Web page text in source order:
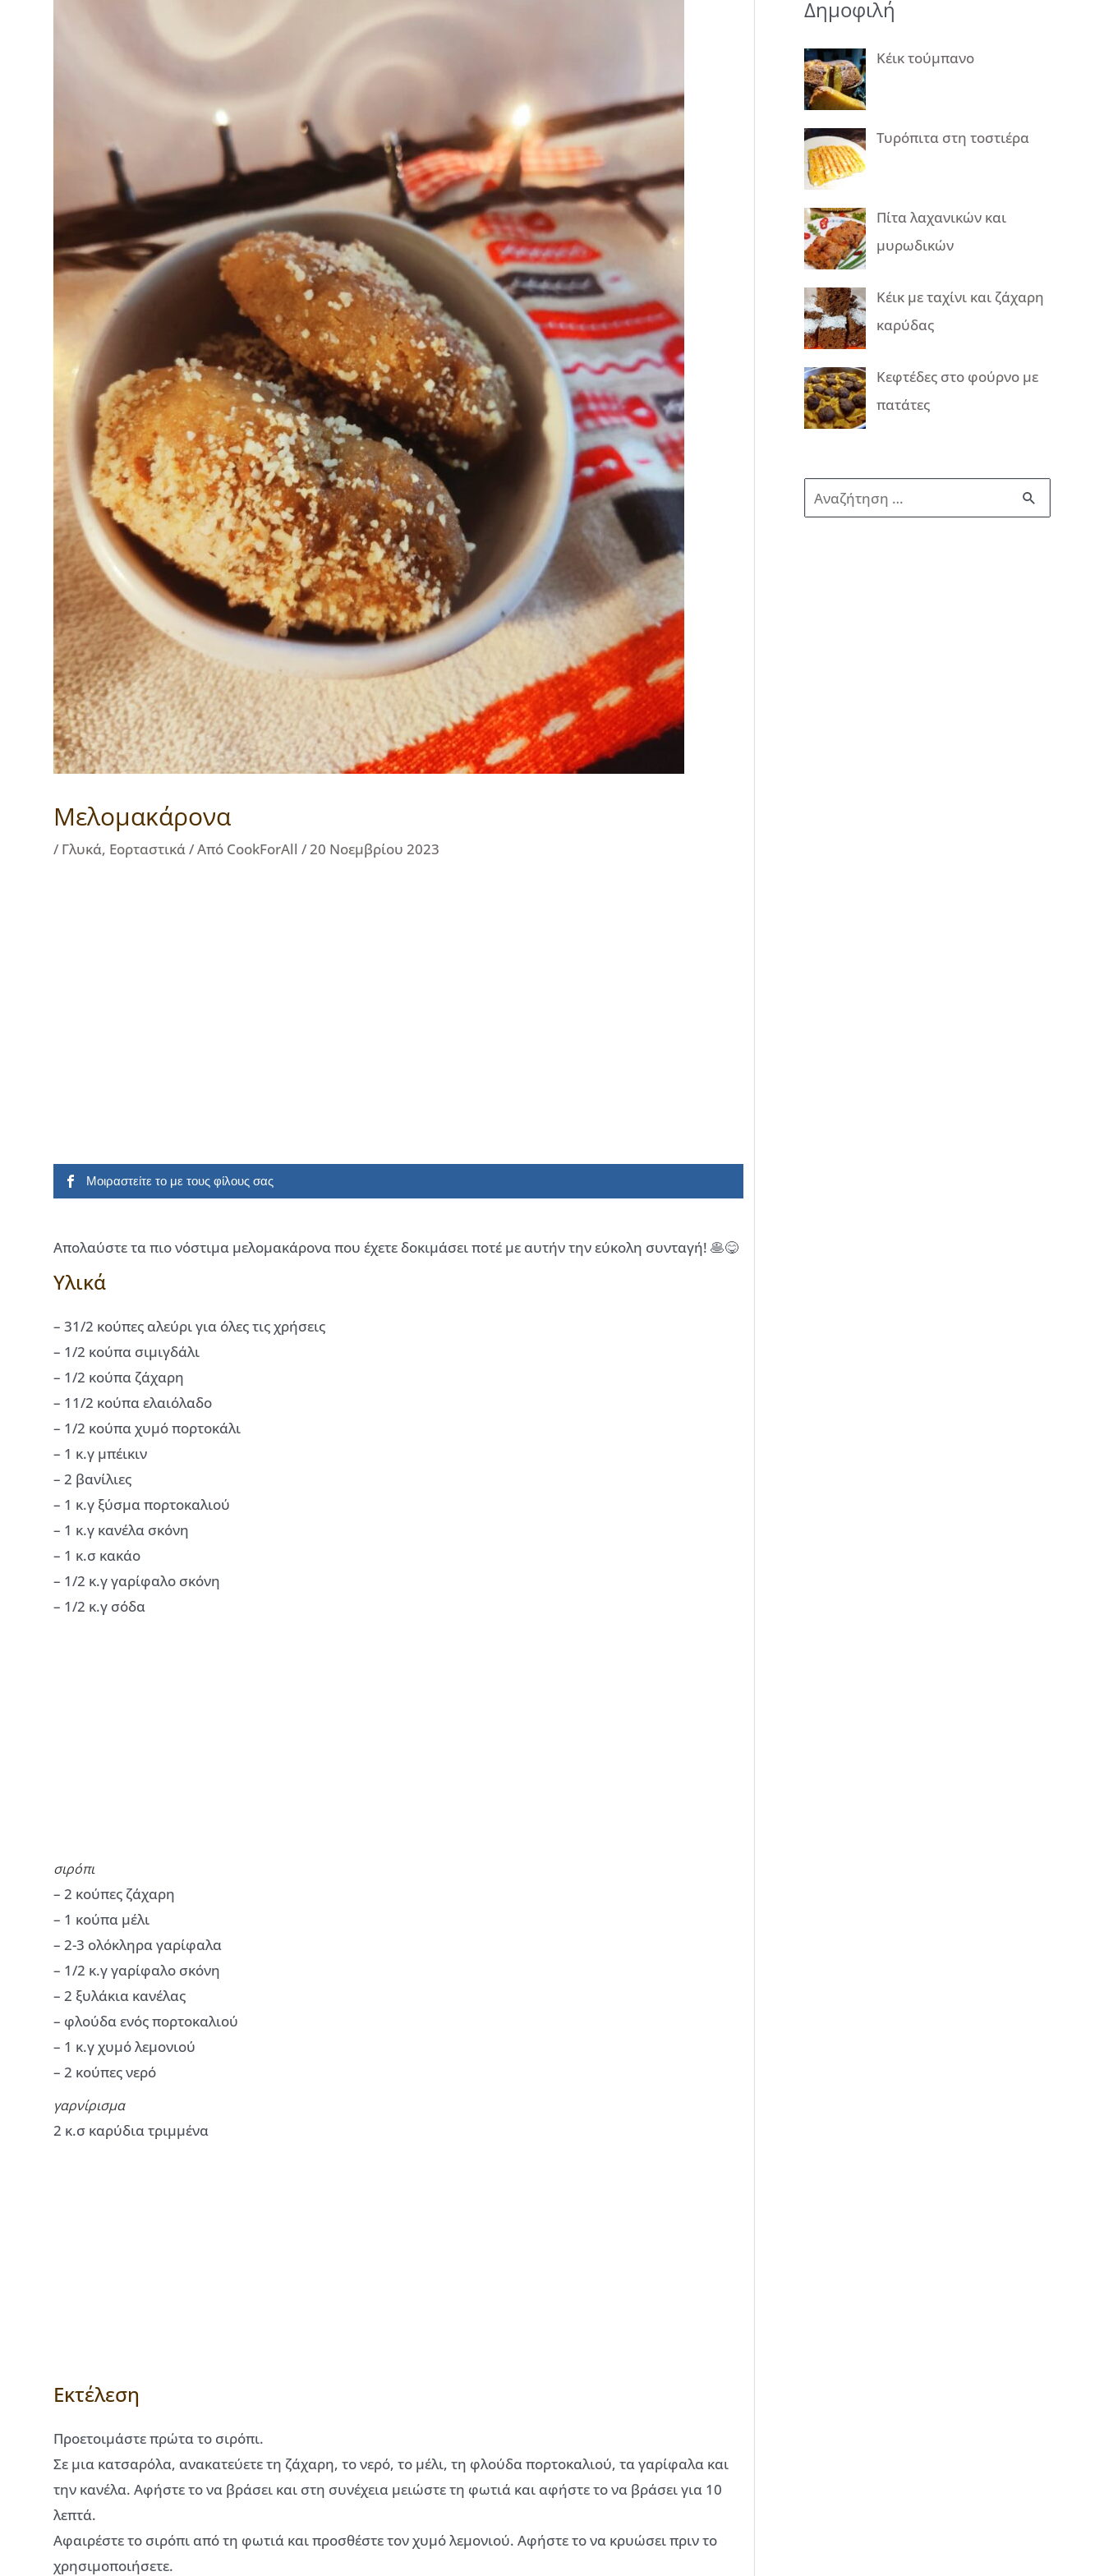
Μελομακάρονα
/ Γλυκά, Εορταστικά/ Από CookForAll /20 Νοεμβρίου 2023
Μοιραστείτε το με τους φίλους σας
Απολαύστε τα πιο νόστιμα μελομακάρονα που έχετε δοκιμάσει ποτέ με αυτήν την εύκολη συνταγή! 🥞😋
Υλικά
– 31/2 κούπες αλεύρι για όλες τις χρήσεις
– 1/2 κούπα σιμιγδάλι
– 1/2 κούπα ζάχαρη
– 11/2 κούπα ελαιόλαδο
– 1/2 κούπα χυμό πορτοκάλι
– 1 κ.γ μπέικιν
– 2 βανίλιες
– 1 κ.γ ξύσμα πορτοκαλιού
– 1 κ.γ κανέλα σκόνη
– 1 κ.σ κακάο
– 1/2 κ.γ γαρίφαλο σκόνη
– 1/2 κ.γ σόδα
σιρόπι
– 2 κούπες ζάχαρη
– 1 κούπα μέλι
– 2-3 ολόκληρα γαρίφαλα
– 1/2 κ.γ γαρίφαλο σκόνη
– 2 ξυλάκια κανέλας
– φλούδα ενός πορτοκαλιού
– 1 κ.γ χυμό λεμονιού
– 2 κούπες νερό
γαρνίρισμα
2 κ.σ καρύδια τριμμένα
Εκτέλεση
Προετοιμάστε πρώτα το σιρόπι.
Σε μια κατσαρόλα, ανακατεύετε τη ζάχαρη, το νερό, το μέλι, τη φλούδα πορτοκαλιού, τα γαρίφαλα και
την κανέλα. Αφήστε το να βράσει και στη συνέχεια μειώστε τη φωτιά και αφήστε το να βράσει για 10
λεπτά.
Αφαιρέστε το σιρόπι από τη φωτιά και προσθέστε τον χυμό λεμονιού. Αφήστε το να κρυώσει πριν το
χρησιμοποιήσετε.
Δημοφιλή
Κέικ τούμπανο
Τυρόπιτα στη τοστιέρα
Πίτα λαχανικών και
μυρωδικών
Κέικ με ταχίνι και ζάχαρη
καρύδας
Κεφτέδες στο φούρνο με
πατάτες
ν